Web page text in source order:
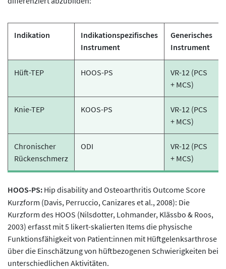
Indikation
Indikationspezifisches
Instrument
Generisches
Instrument
Hüft-TEP HOOS-PS
VR-12 (PCS
+ MCS)
Knie-TEP KOOS-PS
VR-12 (PCS
+ MCS)
Chronischer
Rückenschmerz
ODI
VR-12 (PCS
+ MCS)
HOOS-PS: Hip disability and Osteoarthritis Outcome Score
Kurzform (Davis, Perruccio, Canizares et al., 2008): Die
Kurzform des HOOS (Nilsdotter, Lohmander, Klässbo & Roos,
2003) erfasst mit 5 likert-skalierten Items die physische
Funktionsfähigkeit von Patient:innen mit Hüftgelenksarthrose
über die Einschätzung von hüftbezogenen Schwierigkeiten bei
unterschiedlichen Aktivitäten.